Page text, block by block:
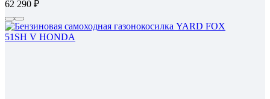
62 290